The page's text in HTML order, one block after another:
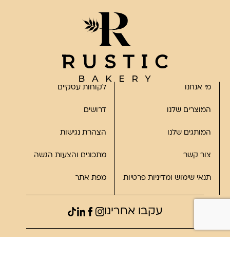
מי אנחנו לקוחות עסקיים
המוצרים שלנו דרושים
המותגים שלנו הצהרת נגישות
צור קשר מתכונים והצעות הגשה
תנאי שימוש ומדיניות פרטיות מפת אתר
עקבו אחרינו